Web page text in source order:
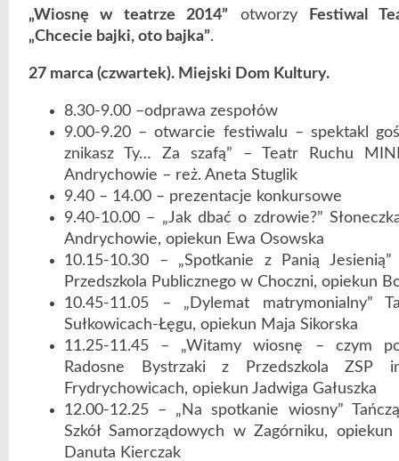
„Wiosnę w teatrze 2014” otworzy
Festiwal
„Chcecie bajki, oto bajka”.
27 marca (czwartek). Miejski Dom Kultury.
8.30-9.00 –odprawa zespołów
9.00-9.20 – otwarcie festiwalu – spektakl
znikasz Ty… Za szafą” – Teatr Ruchu
Andrychowie – reż. Aneta Stuglik
9.40 – 14.00 – prezentacje konkursowe
9.40-10.00 – „Jak dbać o zdrowie?”
Andrychowie, opiekun Ewa Osowska
10.15-10.30 – „Spotkanie z Panią
Przedszkola Publicznego w Choczni, opiekun
10.45-11.05 – „Dylemat matrymonialny”
Sułkowicach-Łęgu, opiekun Maja Sikorska
11.25-11.45 – „Witamy wiosnę – czym
Radosne Bystrzaki z Przedszkola ZSP
Frydrychowicach, opiekun Jadwiga Gałuszka
12.00-12.25 – „Na spotkanie wiosny”
Szkół Samorządowych w Zagórniku,
Danuta Kierczak